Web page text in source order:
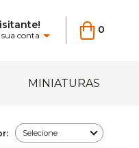
sua conta 0
MINIATURAS